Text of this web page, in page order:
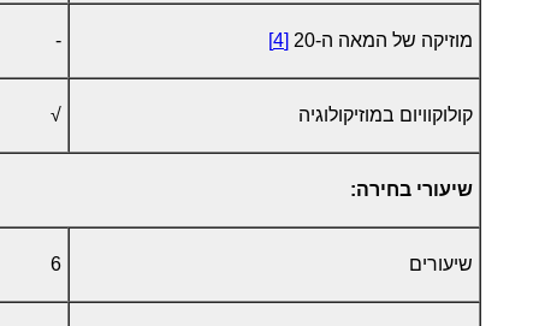
מוזיקה של המאה ה-20 [4]
-
קולוקוויום במוזיקולוגיה √
שיעורי בחירה:
שיעורים 6